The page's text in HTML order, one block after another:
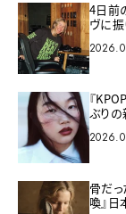
4日前
ヴに振
『
ぶりの
骨だっ
喚』